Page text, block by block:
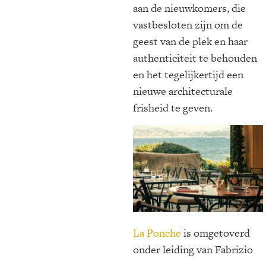
aan de nieuwkomers, die
vastbesloten zijn om de
geest van de plek en haar
authenticiteit te behouden
en het tegelijkertijd een
nieuwe architecturale
frisheid te geven.
La Ponche is omgetoverd
onder leiding van Fabrizio